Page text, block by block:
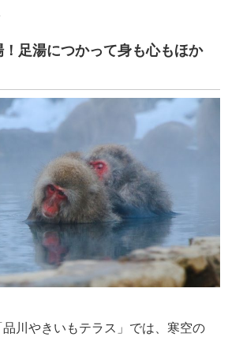
足湯につかって身も心もほか
川やきいもテラス」では、寒空の